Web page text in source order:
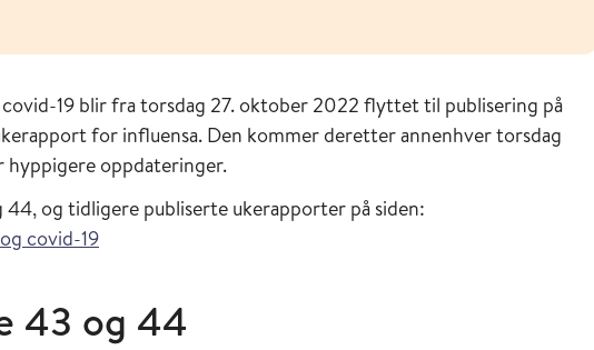
19 blir fra torsdag 27. oktober 2022 flyttet til publisering på
for influensa. Den kommer deretter annenhver torsdag
oppdateringer.
og tidligere publiserte ukerapporter på siden:
covid-19
43 og 44